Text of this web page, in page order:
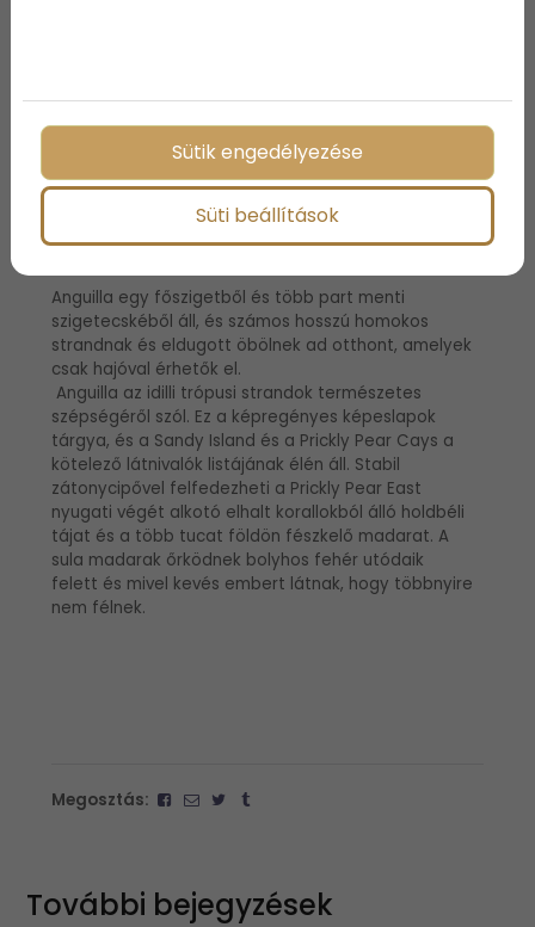
Anguilla
Anguilla egy főszigetből és több part menti
szigetecskéből áll, és számos hosszú homokos
strandnak és eldugott öbölnek ad otthont, amelyek
csak hajóval érhetők el.
Anguilla az idilli trópusi strandok természetes
szépségéről szól. Ez a képregényes képeslapok
tárgya, és a Sandy Island és a Prickly Pear Cays a
kötelező látnivalók listájának élén áll. Stabil
zátonycipővel felfedezheti a Prickly Pear East
nyugati végét alkotó elhalt korallokból álló holdbéli
tájat és a több tucat földön fészkelő madarat. A
sula madarak őrködnek bolyhos fehér utódaik
felett és mivel kevés embert látnak, hogy többnyire
nem félnek.
Megosztás:
További bejegyzések
Sütik engedélyezése
Süti beállítások